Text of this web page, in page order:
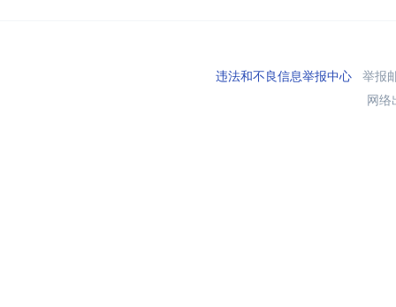
违法和不良信息举报中心举报
网